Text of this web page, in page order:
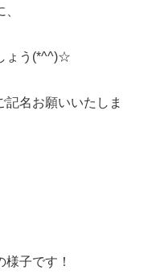
ょう(*^^)☆
名お願いいたしま
子です！